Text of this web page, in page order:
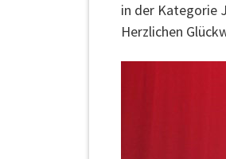
in der Kategorie
Herzlichen